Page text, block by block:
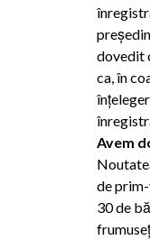
dovedit
ca, în
Avem
de
30 de